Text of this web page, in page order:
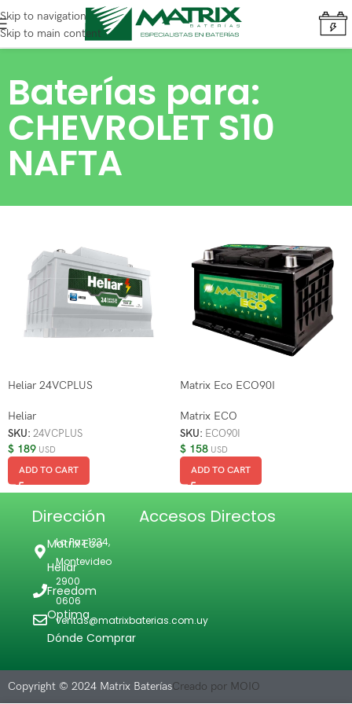
Skip to navigation
Skip to main content
Baterías para:
CHEVROLET S10
NAFTA
Heliar 24VCPLUS
Heliar
SKU: 24VCPLUS
$ 189 USD
ADD TO CART
Matrix Eco ECO90I
Matrix ECO
SKU: ECO90I
$ 158 USD
ADD TO CART
Dirección
La Paz 1234,
Montevideo
2900
0606
ventas@matrixbaterias.com.uy
Accesos Directos
Matrix Eco
Heliar
Freedom
Optima
Dónde Comprar
Copyright © 2024 Matrix BateríasCreado por MOIO